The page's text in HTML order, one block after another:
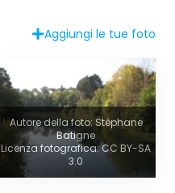
Aggiungi le tue foto
Autore della foto: Stéphane
Batigne
Licenza fotografica: CC BY-SA
3.0